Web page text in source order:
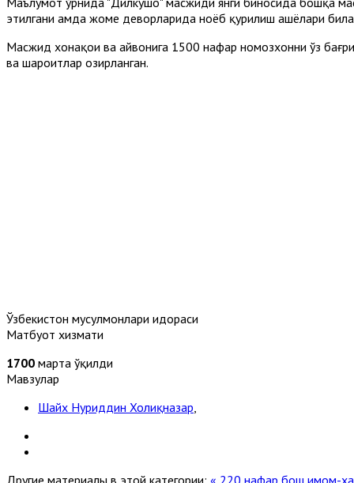
этилгани ҳамда жоме деворларида ноёб қурилиш ашёлари
Масжид хонақоҳи ва айвонига 1500 нафар номозхонни ўз
ва шароитлар ҳозирланган.
Ўзбекистон мусулмонлари идораси
Матбуот хизмати
1700 марта ўқилди
Мавзулар
Шайх Нуриддин Холиқназар
Другие материалы в этой категории: « 220 нафар бош имом-